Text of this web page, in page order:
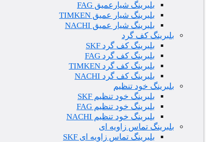
بلبرینگ شیارعمیق FAG
بلبرینگ شیار عمیق TIMKEN
بلبرینگ شیار عمیق NACHI
بلبرینگ کف گرد
بلبرینگ کف گرد SKF
بلبرینگ کف گرد FAG
بلبرینگ کف گرد TIMKEN
بلبرینگ کف گرد NACHI
بلبرینگ خود تنظیم
بلبرینگ خود تنظیم SKF
بلبرینگ خود تنظیم FAG
بلبرینگ خود تنظیم NACHI
بلبرینگ تماس زاویه ای
بلبرینگ تماس زاویه ای SKF